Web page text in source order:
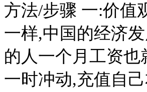
方法/步骤 一:价值
一样,中国的经济
的人一个月工资
一时冲动,充值自